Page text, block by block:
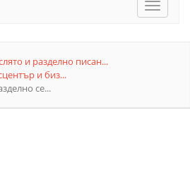
Toggle
и разделно писан...
и биз...
се...